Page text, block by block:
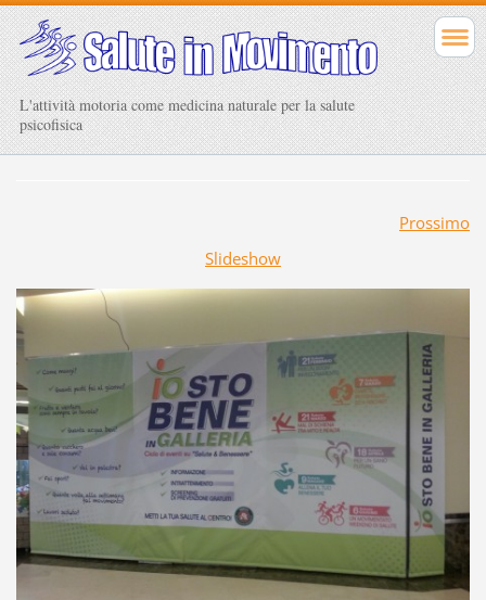
L'attività motoria come medicina naturale per la salute
psicofisica
Prossimo
Slideshow